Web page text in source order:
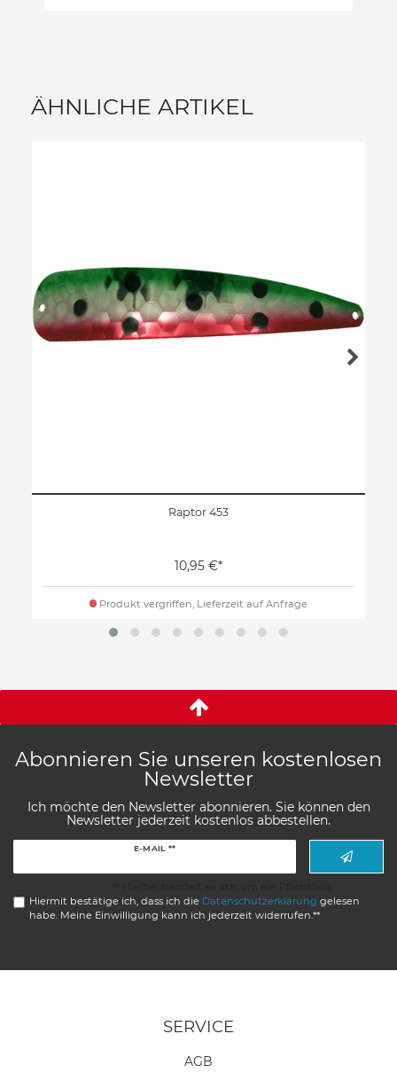
ÄHNLICHE ARTIKEL
Raptor 453
10,95 €*
Produkt vergriffen, Lieferzeit auf Anfrage
Abonnieren Sie unseren kostenlosen
Newsletter
Ich möchte den Newsletter abonnieren. Sie können den
Newsletter jederzeit kostenlos abbestellen.
E-MAIL **
Hiermit bestätige ich, dass ich die Daten­schutz­erklärung gelesen
habe. Meine Einwilligung kann ich jederzeit widerrufen.**
SERVICE
AGB